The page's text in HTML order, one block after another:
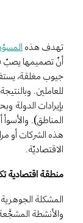
تهدف هذه
أنّ تصميمها يصبّ
جيوب مغلقة،
للعاملين.
بإيرادات الدولة
المناطق).
هذه الشركات أو
الاقتصاديّة.
منطقة اقتصادية
المشكلة
والأنشطة